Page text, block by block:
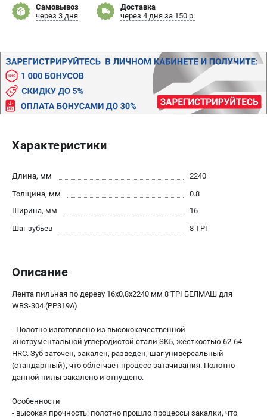
Способы оплаты
Политика обработки персональных данных
Новости
Бонусная программа
Как нас найти
Пользовательское соглашение
СТАНОЧНОЕ ОБОРУДОВАНИЕ
Ленточнопильные станки
Рейсмусы
Сверлильные станки
Стружкоотсосы
Шлифовальные станки
ДОПОЛНИТЕЛЬНОЕ ОБОРУДОВАНИЕ
Патроны и переходники
Подставки для станков
Полотна пильные по дереву
Прижимные устройства
Цанги и зажимы
Самовывоз
через 3 дня
Доставка
через 4 дня за 150 р.
Характеристики
Длина, мм
2240
Толщина, мм
0.8
Ширина, мм
16
Шаг зубьев
8 TPI
Описание
Лента пильная по дереву 16х0,8х2240 мм 8 TPI БЕЛМАШ для
WBS-304 (PP319A)
- Полотно изготовлено из высококачественной
инструментальной углеродистой стали SK5, жёсткостью 62-64
HRC. Зуб заточен, закален, разведен, шаг универсальный
(стандартный), что облегчает процесс затачивания. Полотно
данной пилы закалено и отпущено.
Особенности
- высокая прочность: полотно прошло процессы закалки, что